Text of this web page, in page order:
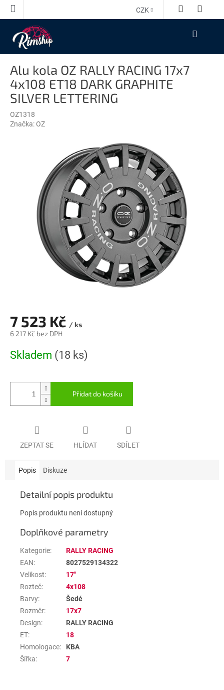
Přejít
CZK
NÁKUPNÍ
Alu kola OZ RALLY RACING 17x7
4x108 ET18 DARK GRAPHITE
SILVER LETTERING
OZ1318
Značka: OZ
7 523 Kč / ks
6 217 Kč bez DPH
cena:
Skladem (18 ks)
Přidat do košíku
ZEPTAT SE HLÍDAT SDÍLET
Popis Diskuze
Detailní popis produktu
Popis produktu není dostupný
Doplňkové parametry
Kategorie:
RALLY RACING
EAN:
8027529134322
Velikost:
17"
Rozteč:
4x108
Barvy:
Šedé
Rozměr:
17x7
Design:
RALLY RACING
ET:
18
Homologace:
KBA
Šířka: 7